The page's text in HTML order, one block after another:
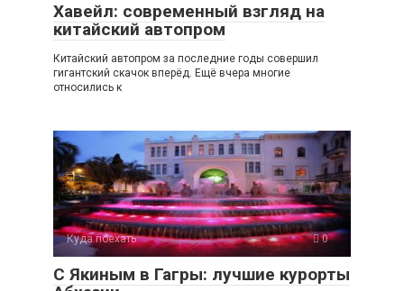
Хавейл: современный взгляд на
китайский автопром
Китайский автопром за последние годы совершил
гигантский скачок вперёд. Ещё вчера многие
относились к
Куда поехать 0
С Якиным в Гагры: лучшие курорты